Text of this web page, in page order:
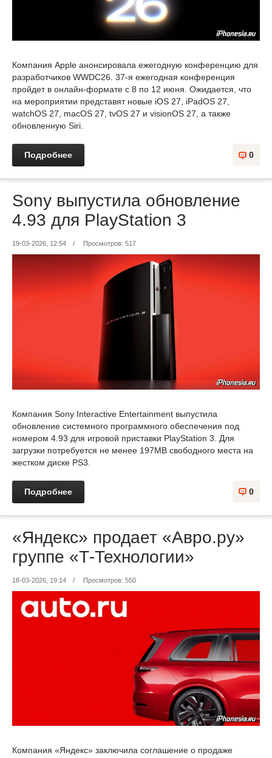
Компания Apple анонсировала ежегодную конференцию для
разработчиков WWDC26. 37-я ежегодная конференция
пройдет в онлайн-формате с 8 по 12 июня. Ожидается, что
на мероприятии представят новые iOS 27, iPadOS 27,
watchOS 27, macOS 27, tvOS 27 и visionOS 27, а также
обновленную Siri.
Подробнее 0
Sony выпустила обновление
4.93 для PlayStation 3
19-03-2026, 12:54 / Просмотров: 517
Компания Sony Interactive Entertainment выпустила
обновление системного программного обеспечения под
номером 4.93 для игровой приставки PlayStation 3. Для
загрузки потребуется не менее 197MB свободного места на
жестком диске PS3.
Подробнее 0
«Яндекс» продает «Авро.ру»
группе «Т-Технологии»
18-03-2026, 19:14 / Просмотров: 550
Компания «Яндекс» заключила соглашение о продаже